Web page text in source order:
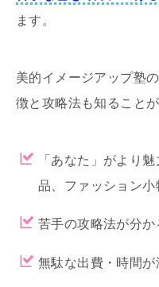
ます。
美的イメージアップ塾
徴と攻略法も知ることが
「あなた」がより
品、ファッション
苦手の攻略法が分
無駄な出費・時間が